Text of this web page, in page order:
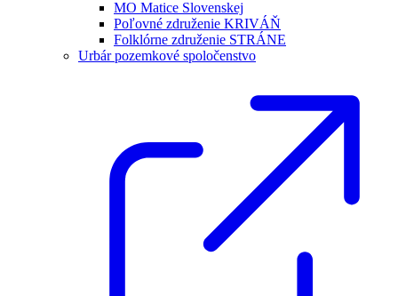
MO Matice Slovenskej
Poľovné združenie KRIVÁŇ
Folklórne združenie STRÁNE
Urbár pozemkové spoločenstvo